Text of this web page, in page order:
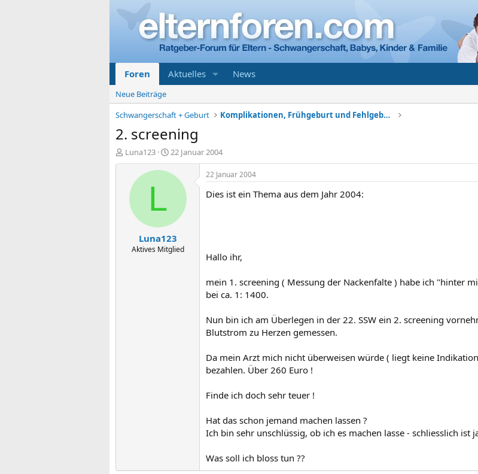
Foren Aktuelles News
Neue Beiträge
Schwangerschaft + Geburt
Komplikationen, Frühgeburt und Fehlgeburt
2. screening
E
r
Luna123
E
r
s
t
a
m
22 Januar 2004
L
Luna123
Aktives Mitglied
22 Januar 2004
Dies ist ein Thema aus dem Jahr 2004:
Hallo ihr,
mein 1. screening ( Messung der Nackenfalte ) habe ich "hinter
bei ca. 1: 1400.
Nun bin ich am Überlegen in der 22. SSW ein 2. screening
Blutstrom zu Herzen gemessen.
Da mein Arzt mich nicht überweisen würde ( liegt keine
bezahlen. Über 260 Euro !
Finde ich doch sehr teuer !
Hat das schon jemand machen lassen ?
Ich bin sehr unschlüssig, ob ich es machen lasse - schliesslich
Was soll ich bloss tun ??